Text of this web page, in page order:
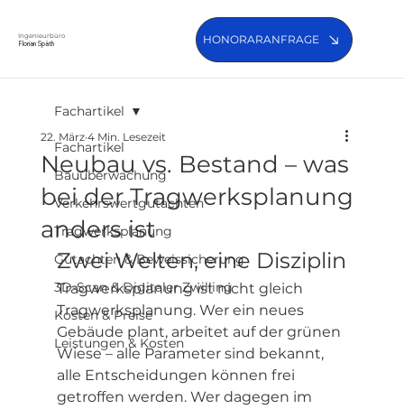
Ingenieurbüro
Florian Späth
HONORARANFRAGE
Fachartikel
Bauüberwachung
Verkehrswertgutachten
Tragwerksplanung
Gutachten & Beweissicherung
3D-Scan & Digitaler Zwilling
Kosten & Preise
Leistungen & Kosten
Fachartikel
Neubau vs. Bestand – was
bei der Tragwerksplanung
anders ist
22. März 4 Min. Lesezeit
Zwei Welten, eine Disziplin
Tragwerksplanung ist nicht gleich
Tragwerksplanung. Wer ein neues
Gebäude plant, arbeitet auf der grünen
Wiese – alle Parameter sind bekannt,
alle Entscheidungen können frei
getroffen werden. Wer dagegen im